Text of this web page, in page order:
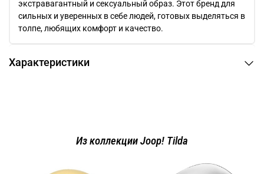
экстравагантный и сексуальный образ. Этот бренд для
сильных и уверенных в себе людей, готовых выделяться в
толпе, любящих комфорт и качество.
Характеристики
Из коллекции Joop! Tilda